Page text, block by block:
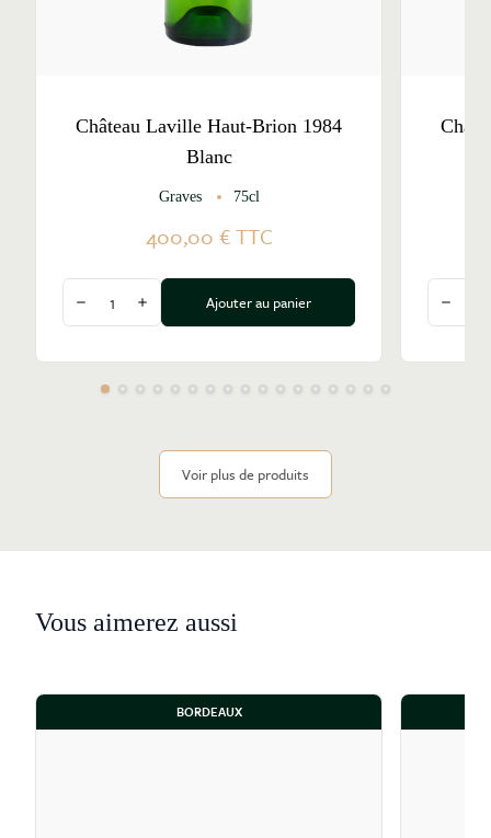
Château Laville Haut-Brion 1984
Blanc
Graves 75cl
400,00 €TTC
Diminuer la quantité
Augmenter la quantité
Ajouter au panier
Voir plus de produits
Vous aimerez aussi
BORDEAUX